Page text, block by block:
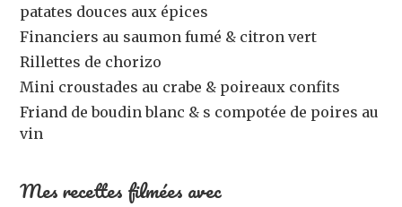
patates douces aux épices
Financiers au saumon fumé & citron vert
Rillettes de chorizo
Mini croustades au crabe & poireaux confits
Friand de boudin blanc & s compotée de poires au
vin
Mes recettes filmées avec